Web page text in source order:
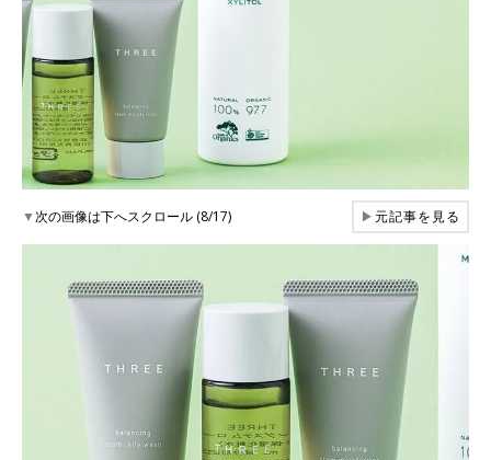
▼次の画像は下へスクロール (8/17) ▶元記事を見る